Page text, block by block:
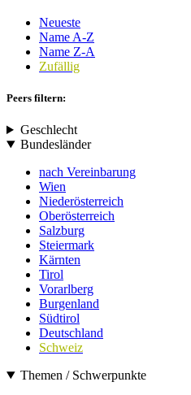
Neueste
Name A-Z
Name Z-A
Zufällig
Peers filtern:
Geschlecht
Bundesländer
nach Vereinbarung
Wien
Niederösterreich
Oberösterreich
Salzburg
Steiermark
Kärnten
Tirol
Vorarlberg
Burgenland
Südtirol
Deutschland
Schweiz
Themen / Schwerpunkte